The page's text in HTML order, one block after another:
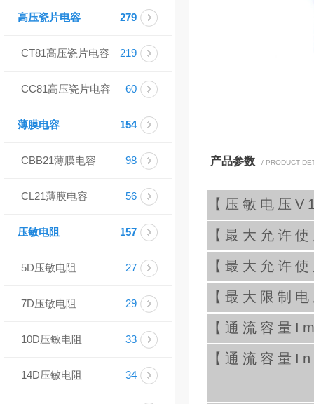
高压瓷片电容 279
CT81高压瓷片电容 219
CC81高压瓷片电容 60
薄膜电容 154
CBB21薄膜电容 98
CL21薄膜电容 56
压敏电阻 157
5D压敏电阻 27
7D压敏电阻 29
10D压敏电阻 33
14D压敏电阻 34
产品参数 / PRODUCT
【压敏电压
【最大允许
【最大允许
【最大限制
【通流容
【通流容